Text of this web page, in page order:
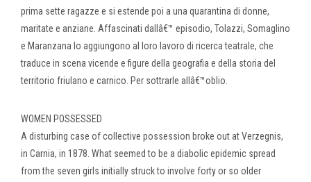
prima sette ragazze e si estende poi a una quarantina di donne,
maritate e anziane. Affascinati dallâ€™ episodio, Tolazzi, Somaglino
e Maranzana lo aggiungono al loro lavoro di ricerca teatrale, che
traduce in scena vicende e figure della geografia e della storia del
territorio friulano e carnico. Per sottrarle allâ€™oblio.
WOMEN POSSESSED
A disturbing case of collective possession broke out at Verzegnis,
in Carnia, in 1878. What seemed to be a diabolic epidemic spread
from the seven girls initially struck to involve forty or so older